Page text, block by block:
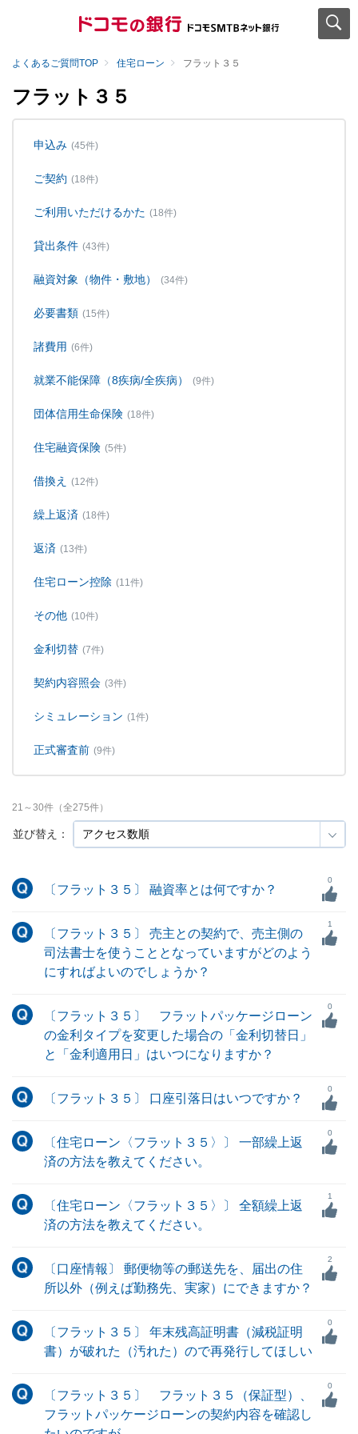
よくあるご質問TOP 住宅ローン フラット３５
フラット３５
申込み (45件)
ご契約 (18件)
ご利用いただけるかた (18件)
貸出条件 (43件)
融資対象（物件・敷地） (34件)
必要書類 (15件)
諸費用 (6件)
就業不能保障（8疾病/全疾病） (9件)
団体信用生命保険 (18件)
住宅融資保険 (5件)
借換え (12件)
繰上返済 (18件)
返済 (13件)
住宅ローン控除 (11件)
その他 (10件)
金利切替 (7件)
契約内容照会 (3件)
シミュレーション (1件)
正式審査前 (9件)
並び替え：
21 ～30件（全275件）
〔フラット３５〕 融資率とは何ですか？
0
〔フラット３５〕 売主との契約で、売主側の
司法書士を使うこととなっていますがどのよう
にすればよいのでしょうか？
1
〔フラット３５〕 フラットパッケージローン
の金利タイプを変更した場合の「金利切替日」
と「金利適用日」はいつになりますか？
0
〔フラット３５〕 口座引落日はいつですか？
0
〔住宅ローン〈フラット３５〉〕 一部繰上返
済の方法を教えてください。
0
〔住宅ローン〈フラット３５〉〕 全額繰上返
済の方法を教えてください。
1
〔口座情報〕 郵便物等の郵送先を、届出の住
所以外（例えば勤務先、実家）にできますか？
2
〔フラット３５〕 年末残高証明書（減税証明
書）が破れた（汚れた）ので再発行してほしい
0
〔フラット３５〕 フラット３５（保証型）、
フラットパッケージローンの契約内容を確認し
0